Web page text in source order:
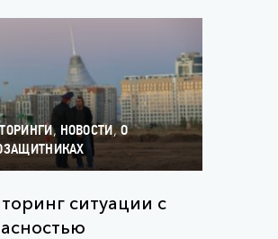
, НОВОСТИ,О
ситуации с